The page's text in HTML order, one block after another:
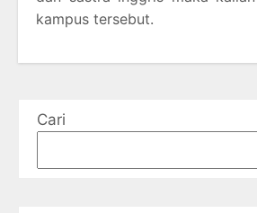
kampus tersebut.
Cari